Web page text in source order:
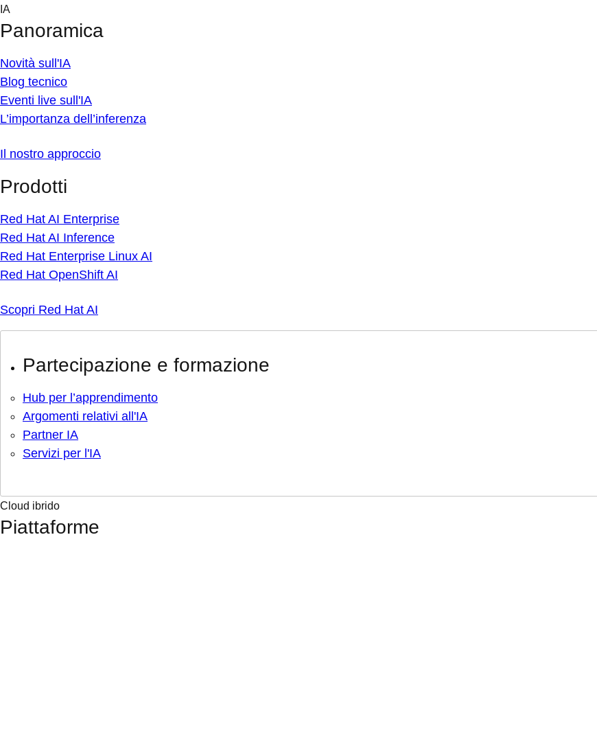
Skip
content
IA
Panoramica
Novità sull'IA
Blog tecnico
Eventi live sull'IA
L’importanza dell’inferenza
Il nostro approccio
Prodotti
Red Hat AI Enterprise
Red Hat AI Inference
Red Hat Enterprise Linux AI
Red Hat OpenShift AI
Scopri Red Hat AI
Partecipazione e formazione
Hub per l’apprendimento
Argomenti relativi all'IA
Partner IA
Servizi per l'IA
Cloud ibrido
Piattaforme